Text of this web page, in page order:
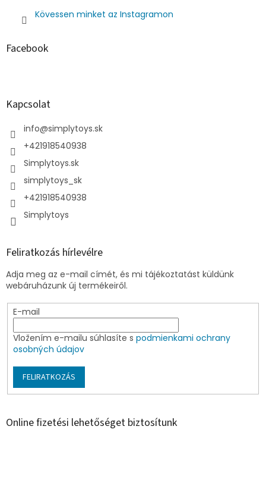
Kövessen minket az Instagramon
Facebook
Kapcsolat
info@simplytoys.sk
+421918540938
Simplytoys.sk
simplytoys_sk
+421918540938
Simplytoys
Feliratkozás hírlevélre
Adja meg az e-mail címét, és mi tájékoztatást küldünk
webáruházunk új termékeiről.
E-mail
Vložením e-mailu súhlasíte s podmienkami ochrany
osobných údajov
FELIRATKOZÁS
Online fizetési lehetőséget biztosítunk